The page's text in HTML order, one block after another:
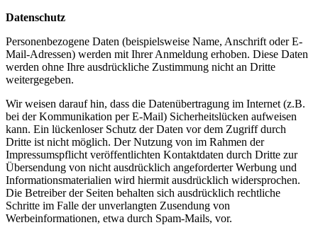
Datenschutz
Personenbezogene Daten (beispielsweise Name, Anschrift oder E-
Mail-Adressen) werden mit Ihrer Anmeldung erhoben. Diese Daten
werden ohne Ihre ausdrückliche Zustimmung nicht an Dritte
weitergegeben.
Wir weisen darauf hin, dass die Datenübertragung im Internet (z.B.
bei der Kommunikation per E-Mail) Sicherheitslücken aufweisen
kann. Ein lückenloser Schutz der Daten vor dem Zugriff durch
Dritte ist nicht möglich. Der Nutzung von im Rahmen der
Impressumspflicht veröffentlichten Kontaktdaten durch Dritte zur
Übersendung von nicht ausdrücklich angeforderter Werbung und
Informationsmaterialien wird hiermit ausdrücklich widersprochen.
Die Betreiber der Seiten behalten sich ausdrücklich rechtliche
Schritte im Falle der unverlangten Zusendung von
Werbeinformationen, etwa durch Spam-Mails, vor.